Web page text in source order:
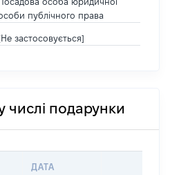
публічного права
застосовується]
числі подарунки
ДАТА